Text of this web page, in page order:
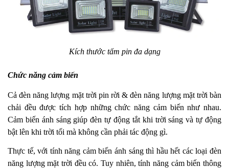
Kích thước tấm pin đa dạng
Chức năng cảm biến
Cả đèn năng lượng mặt trời pin rời & đèn năng lượng mặt trời bàn
chải đều được tích hợp những chức năng cảm biến như nhau.
Cảm biến ánh sáng giúp đèn tự động tắt khi trời sáng và tự động
bật lên khi trời tối mà không cần phải tác động gì.
Thực tế, với tính năng cảm biến ánh sáng thì hầu hết các loại đèn
năng lượng mặt trời đều có. Tuy nhiên, tính năng cảm biến thông